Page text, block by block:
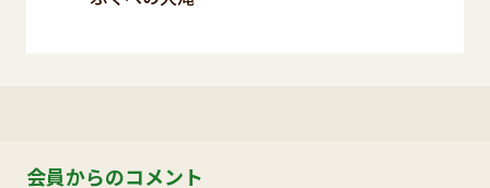
会員からのコメント